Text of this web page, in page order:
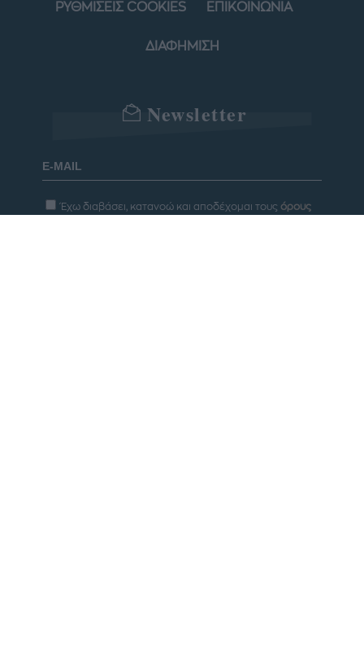
ΡΥΘΜΙΣΕΙΣ COOKIES ΕΠΙΚΟΙΝΩΝΙΑ
ΔΙΑΦΗΜΙΣΗ
Newsletter
Έχω διαβάσει, κατανοώ και αποδέχομαι τους όρους